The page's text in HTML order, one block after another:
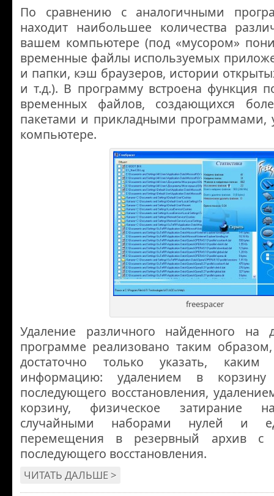
По сравнению с аналогичными
находит наибольшее количества
вашем компьютере (под «мусором»
временные файлы используемых
и папки, кэш браузеров, истории
и т.д.). В программу встроена функция
временных файлов, создающихся
пакетами и прикладными программами,
компьютере.
freespacer
Удаление различного найденного на
программе реализовано таким
достаточно только указать, каким
информацию: удалением в
последующего восстановления,
корзину, физическое затирание
случайными наборами нулей и
перемещения в резервный архив с
последующего восстановления.
ЧИТАТЬ ДАЛЬШЕ >